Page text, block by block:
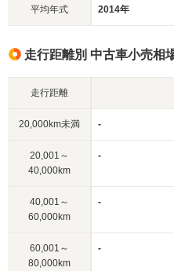
平均年式 2014年
走行距離別 中古車小売相
走行距離
20,000km未満 -
20,001～
40,000km
-
40,001～
60,000km
-
60,001～
80,000km
-